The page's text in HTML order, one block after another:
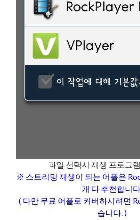
파일 선택시 재생 프로그
※ 스트리밍 재생이 되는 어플은
개 다 추천합니
( 다만 무료 어플로 커버하시려면
습니다. )